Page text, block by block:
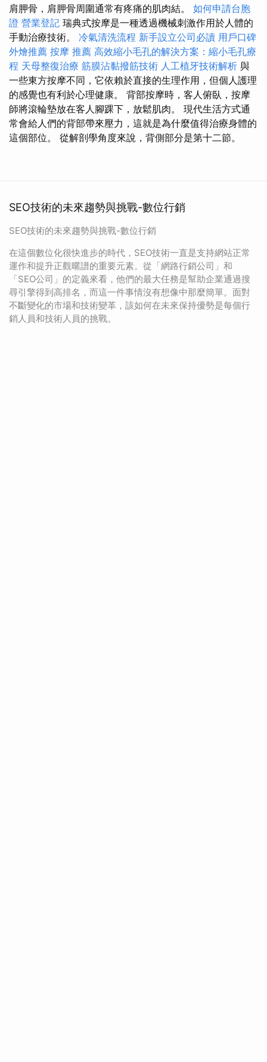
肩胛骨，肩胛骨周圍通常有疼痛的肌肉結。 如何申請台胞
證 營業登記 瑞典式按摩是一種透過機械刺激作用於人體的
手動治療技術。 冷氣清洗流程 新手設立公司必讀 用戶口碑
外燴推薦 按摩 推薦 高效縮小毛孔的解決方案：縮小毛孔療
程 天母整復治療 筋膜沾黏撥筋技術 人工植牙技術解析 與
一些東方按摩不同，它依賴於直接的生理作用，但個人護理
的感覺也有利於心理健康。 背部按摩時，客人俯臥，按摩
師將滾輪墊放在客人腳踝下，放鬆肌肉。 現代生活方式通
常會給人們的背部帶來壓力，這就是為什麼值得治療身體的
這個部位。 從解剖學角度來說，背側部分是第十二節。
SEO技術的未來趨勢與挑戰-數位行銷
SEO技術的未來趨勢與挑戰-數位行銷
在這個數位化很快進步的時代，SEO技術一直是支持網站正常
運作和提升正觀暱譜的重要元素。從「網路行銷公司」和
「SEO公司」的定義來看，他們的最大任務是幫助企業通過搜
尋引擎得到高排名，而這一件事情沒有想像中那麼簡單。面對
不斷變化的市場和技術變革，該如何在未來保持優勢是每個行
銷人員和技術人員的挑戰。